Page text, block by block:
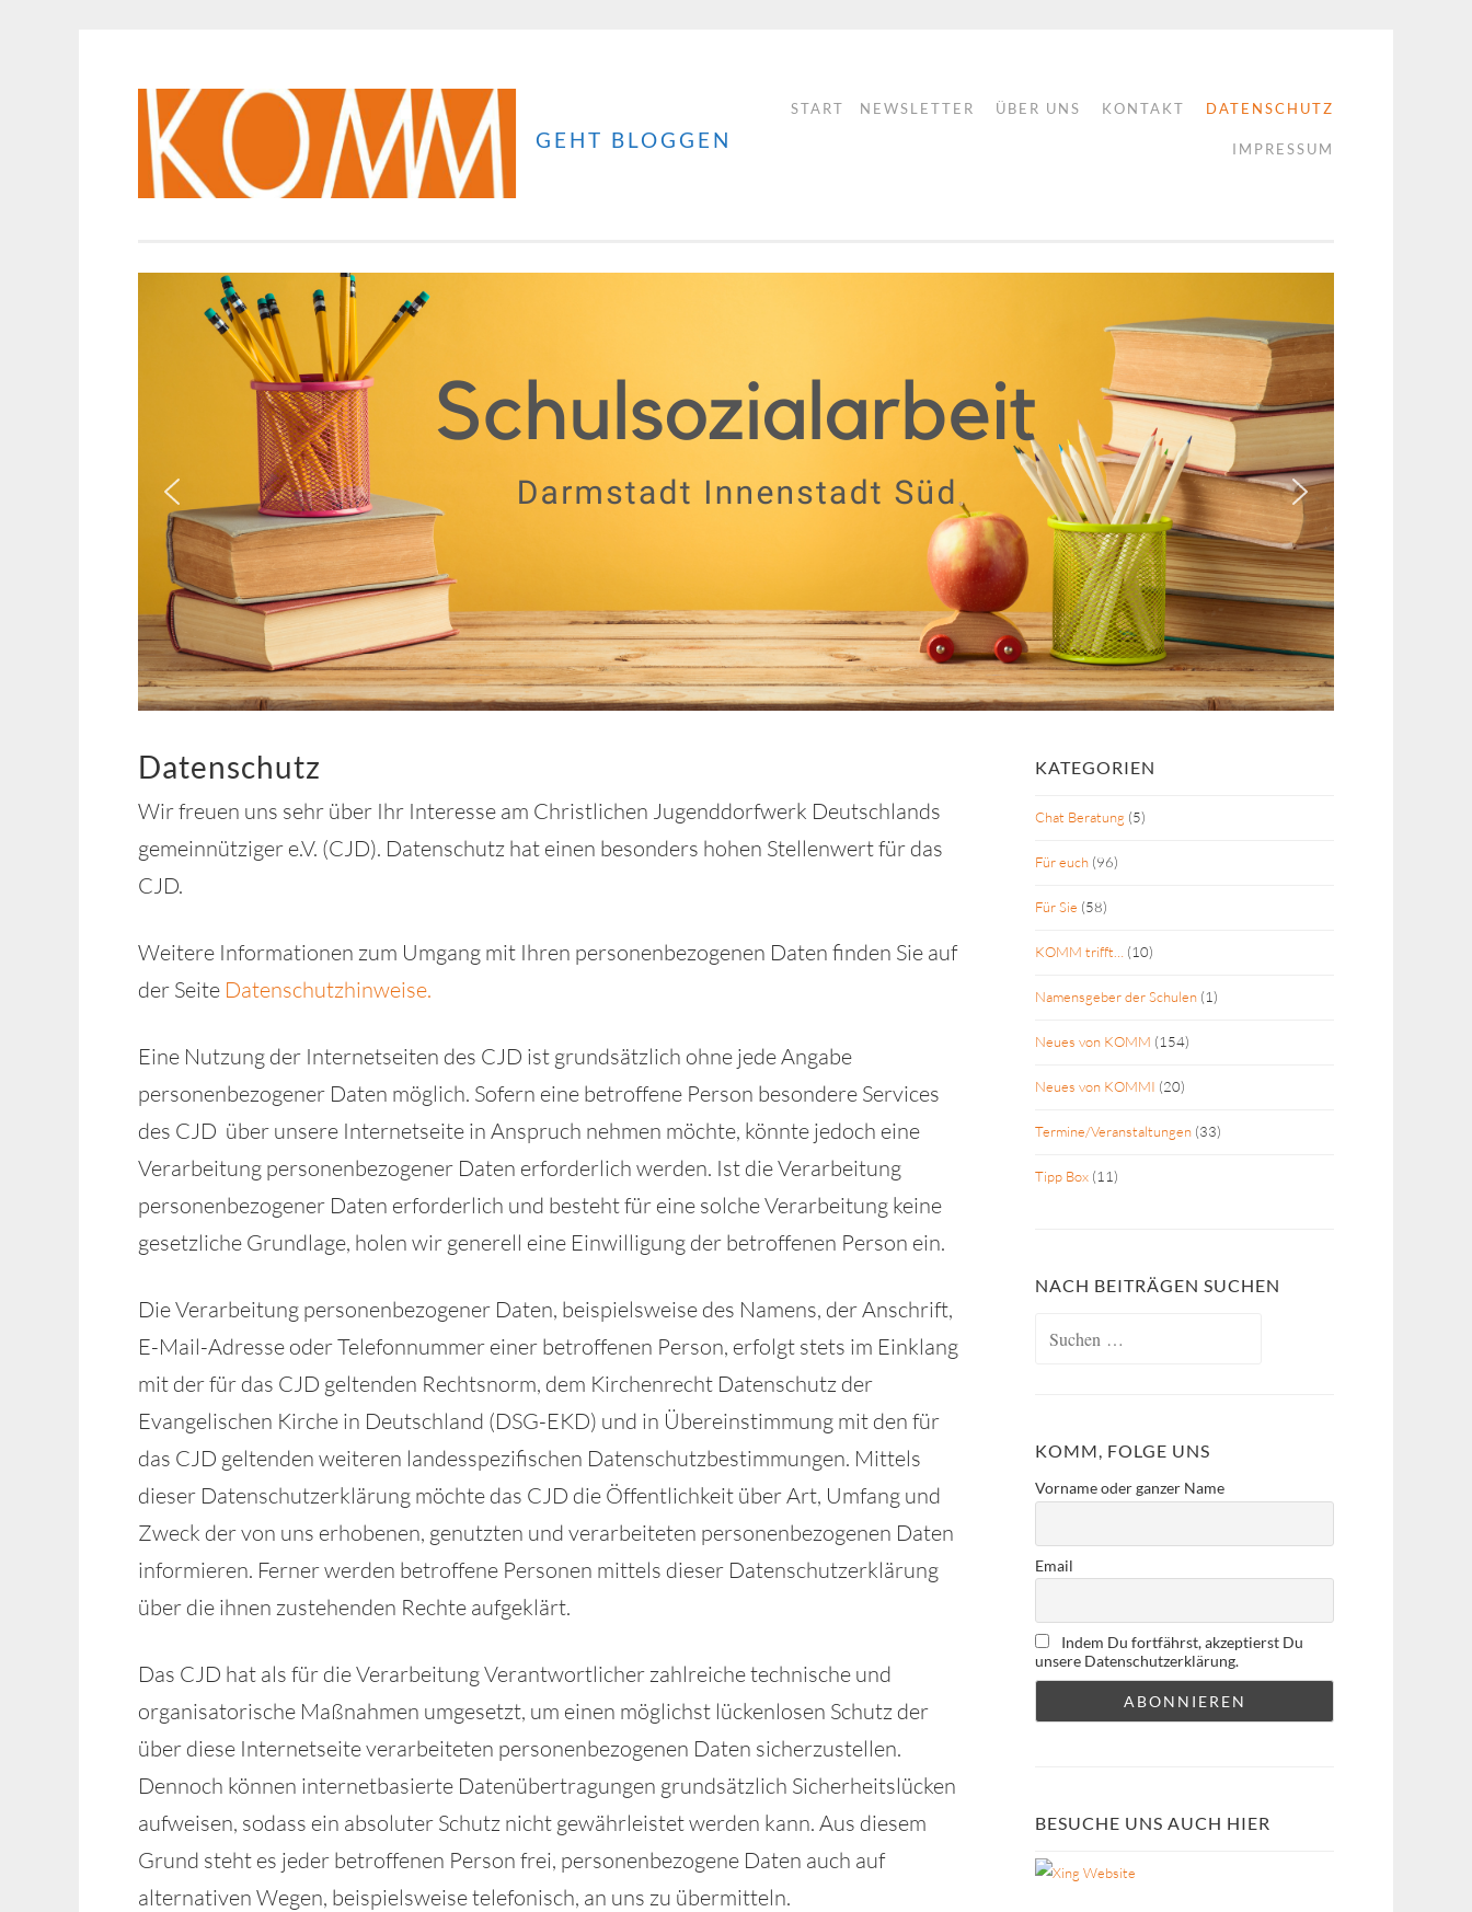
Springe
zum
Inhalt
GEHT BLOGGEN
START NEWSLETTER ÜBER UNS KONTAKT DATENSCHUTZ
IMPRESSUM
Datenschutz
Wir freuen uns sehr über Ihr Interesse am Christlichen Jugenddorfwerk Deutschlands
gemeinnütziger e.V. (CJD). Datenschutz hat einen besonders hohen Stellenwert für das
CJD.
Weitere Informationen zum Umgang mit Ihren personenbezogenen Daten finden Sie auf
der Seite Datenschutzhinweise.
Eine Nutzung der Internetseiten des CJD ist grundsätzlich ohne jede Angabe
personenbezogener Daten möglich. Sofern eine betroffene Person besondere Services
des CJD über unsere Internetseite in Anspruch nehmen möchte, könnte jedoch eine
Verarbeitung personenbezogener Daten erforderlich werden. Ist die Verarbeitung
personenbezogener Daten erforderlich und besteht für eine solche Verarbeitung keine
gesetzliche Grundlage, holen wir generell eine Einwilligung der betroffenen Person ein.
Die Verarbeitung personenbezogener Daten, beispielsweise des Namens, der Anschrift,
E-Mail-Adresse oder Telefonnummer einer betroffenen Person, erfolgt stets im Einklang
mit der für das CJD geltenden Rechtsnorm, dem Kirchenrecht Datenschutz der
Evangelischen Kirche in Deutschland (DSG-EKD) und in Übereinstimmung mit den für
das CJD geltenden weiteren landesspezifischen Datenschutzbestimmungen. Mittels
dieser Datenschutzerklärung möchte das CJD die Öffentlichkeit über Art, Umfang und
Zweck der von uns erhobenen, genutzten und verarbeiteten personenbezogenen Daten
informieren. Ferner werden betroffene Personen mittels dieser Datenschutzerklärung
über die ihnen zustehenden Rechte aufgeklärt.
Das CJD hat als für die Verarbeitung Verantwortlicher zahlreiche technische und
organisatorische Maßnahmen umgesetzt, um einen möglichst lückenlosen Schutz der
über diese Internetseite verarbeiteten personenbezogenen Daten sicherzustellen.
Dennoch können internetbasierte Datenübertragungen grundsätzlich Sicherheitslücken
aufweisen, sodass ein absoluter Schutz nicht gewährleistet werden kann. Aus diesem
Grund steht es jeder betroffenen Person frei, personenbezogene Daten auch auf
alternativen Wegen, beispielsweise telefonisch, an uns zu übermitteln.
KATEGORIEN
Chat Beratung (5)
Für euch (96)
Für Sie (58)
KOMM trifft… (10)
Namensgeber der Schulen (1)
Neues von KOMM (154)
Neues von KOMMI (20)
Termine/Veranstaltungen (33)
Tipp Box (11)
NACH BEITRÄGEN SUCHEN
KOMM, FOLGE UNS
Vorname oder ganzer Name
Email
Indem Du fortfährst, akzeptierst Du
unsere Datenschutzerklärung.
BESUCHE UNS AUCH HIER
Website